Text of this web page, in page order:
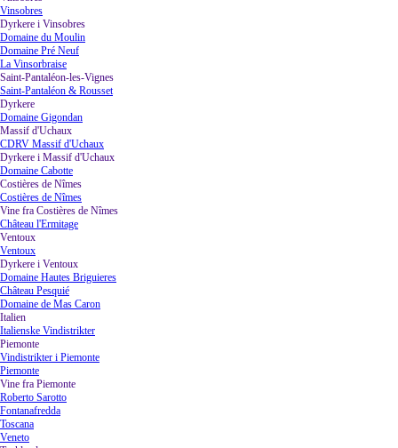
Vinsobres
Dyrkere i Vinsobres
Domaine du Moulin
Domaine Pré Neuf
La Vinsorbraise
Saint-Pantaléon-les-Vignes
Saint-Pantaléon & Rousset
Dyrkere
Domaine Gigondan
Massif d'Uchaux
CDRV Massif d'Uchaux
Dyrkere i Massif d'Uchaux
Domaine Cabotte
Costières de Nîmes
Costières de Nîmes
Vine fra Costières de Nîmes
Château l'Ermitage
Ventoux
Ventoux
Dyrkere i Ventoux
Domaine Hautes Briguieres
Château Pesquié
Domaine de Mas Caron
Italien
Italienske Vindistrikter
Piemonte
Vindistrikter i Piemonte
Piemonte
Vine fra Piemonte
Roberto Sarotto
Fontanafredda
Toscana
Veneto